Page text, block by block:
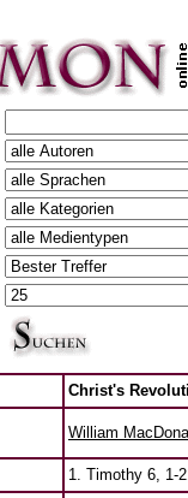
Christ's
William
1. Timothy 6, 1-